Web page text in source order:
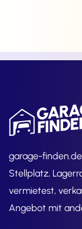
garage-
Stellplatz,
vermietest,
Angebot mit